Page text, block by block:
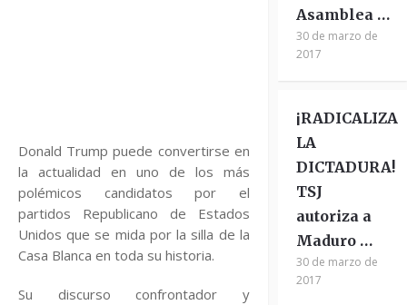
Donald Trump puede convertirse en
la actualidad en uno de los más
polémicos candidatos por el
partidos Republicano de Estados
Unidos que se mida por la silla de la
Casa Blanca en toda su historia.
Su discurso confrontador y
Asamblea …
30 de marzo de
2017
¡RADICALIZA
LA
DICTADURA!
TSJ
autoriza a
Maduro …
30 de marzo de
2017